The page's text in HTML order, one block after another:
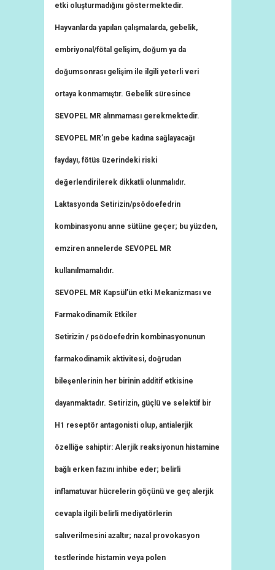
etki oluşturmadığını göstermektedir.
Hayvanlarda yapılan çalışmalarda, gebelik,
embriyonal/fötal gelişim, doğum ya da
doğumsonrası gelişim ile ilgili yeterli veri
ortaya konmamıştır. Gebelik süresince
SEVOPEL MR alınmaması gerekmektedir.
SEVOPEL MR’ın gebe kadına sağlayacağı
faydayı, fötüs üzerindeki riski
değerlendirilerek dikkatli olunmalıdır.
Laktasyonda Setirizin/psödoefedrin
kombinasyonu anne sütüne geçer; bu yüzden,
emziren annelerde SEVOPEL MR
kullanılmamalıdır.
SEVOPEL MR Kapsül’ün etki Mekanizması ve
Farmakodinamik Etkiler
Setirizin / psödoefedrin kombinasyonunun
farmakodinamik aktivitesi, doğrudan
bileşenlerinin her birinin additif etkisine
dayanmaktadır. Setirizin, güçlü ve selektif bir
H1 reseptör antagonisti olup, antialerjik
özelliğe sahiptir: Alerjik reaksiyonun histamine
bağlı erken fazını inhibe eder; belirli
inflamatuvar hücrelerin göçünü ve geç alerjik
cevapla ilgili belirli mediyatörlerin
salıverilmesini azaltır; nazal provokasyon
testlerinde histamin veya polen